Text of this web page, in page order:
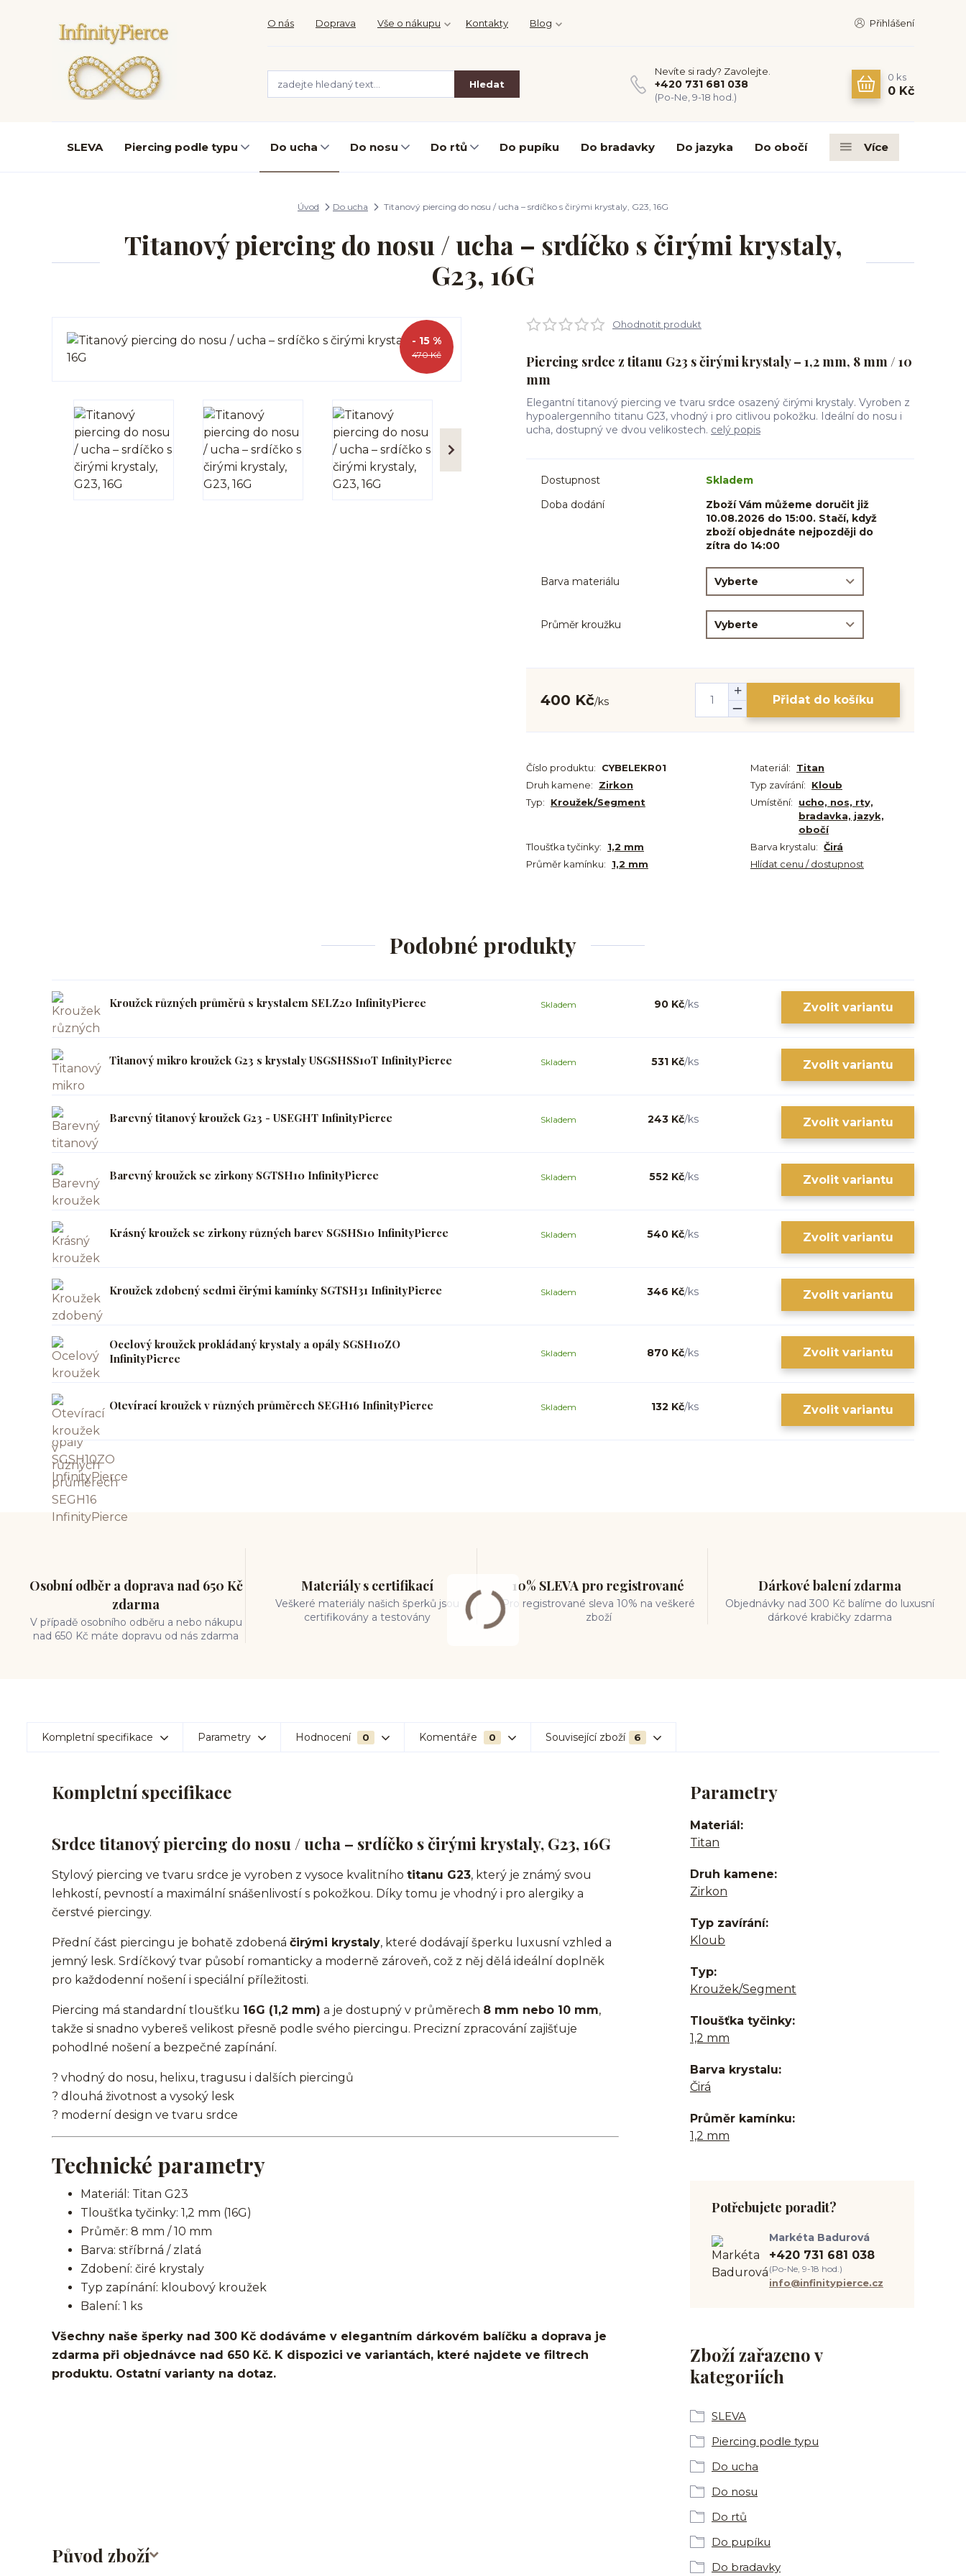
O nás Doprava Vše o nákupu Kontakty Blog Přihlášení
Hledat
Nevíte si rady? Zavolejte.
+420 731 681 038
(Po-Ne, 9-18 hod.)
0 ks
0 Kč
SLEVA Piercing podle typu Do ucha Do nosu Do rtů Do pupíku Do bradavky Do jazyka Do obočí Více
Úvod Do ucha Titanový piercing do nosu / ucha – srdíčko s čirými krystaly, G23, 16G
Titanový piercing do nosu / ucha – srdíčko s čirými krystaly,
G23, 16G
470 Kč
- 15 %
Ohodnotit produkt
Piercing srdce z titanu G23 s čirými krystaly – 1,2 mm, 8 mm / 10
mm
Elegantní titanový piercing ve tvaru srdce osazený čirými krystaly. Vyroben z
hypoalergenního titanu G23, vhodný i pro citlivou pokožku. Ideální do nosu i
ucha, dostupný ve dvou velikostech. celý popis
Dostupnost
Skladem
Doba dodání
Zboží Vám můžeme doručit již
10.08.2026 do 15:00. Stačí, když
zboží objednáte nejpozději do
zítra do 14:00
Barva materiálu
Průměr kroužku
400 Kč/ks Přidat do košíku
Číslo produktu: CYBELEKR01 Materiál:
Titan
Druh kamene:
Zirkon Typ zavírání:
Kloub
Typ:
Kroužek/Segment Umístění:
ucho, nos, rty,
bradavka, jazyk,
obočí
Tloušťka tyčinky:
1,2 mm Barva krystalu: Čirá
Průměr kamínku:
1,2 mm Hlídat cenu / dostupnost
Podobné produkty
Kroužek různých průměrů s krystalem SELZ20 InfinityPierce 90 Kč/ks
Skladem Zvolit variantu
Titanový mikro kroužek G23 s krystaly USGSHSS10T InfinityPierce 531 Kč/ks
Skladem Zvolit variantu
Barevný titanový kroužek G23 - USEGHT InfinityPierce 243 Kč/ks
Skladem Zvolit variantu
Barevný kroužek se zirkony SGTSH10 InfinityPierce 552 Kč/ks
Skladem Zvolit variantu
Krásný kroužek se zirkony různých barev SGSHS10 InfinityPierce 540 Kč/ks
Skladem Zvolit variantu
Kroužek zdobený sedmi čirými kamínky SGTSH31 InfinityPierce 346 Kč/ks
Skladem Zvolit variantu
Ocelový kroužek prokládaný krystaly a opály SGSH10ZO
InfinityPierce
870 Kč/ks
Skladem Zvolit variantu
Otevírací kroužek v různých průměrech SEGH16 InfinityPierce 132 Kč/ks
Skladem Zvolit variantu
Osobní odběr a doprava nad 650 Kč
zdarma
V případě osobního odběru a nebo nákupu
nad 650 Kč máte dopravu od nás zdarma
Materiály s certifikací
Veškeré materiály našich šperků jsou
certifikovány a testovány
10% SLEVA pro registrované
Pro registrované sleva 10% na veškeré
zboží
Dárkové balení zdarma
Objednávky nad 300 Kč balíme do luxusní
dárkové krabičky zdarma
Kompletní specifikace Parametry Hodnocení 0 Komentáře 0 Související zboží 6
Kompletní specifikace
Srdce titanový piercing do nosu / ucha – srdíčko s čirými krystaly, G23, 16G
Stylový piercing ve tvaru srdce je vyroben z vysoce kvalitního titanu G23, který je známý svou
lehkostí, pevností a maximální snášenlivostí s pokožkou. Díky tomu je vhodný i pro alergiky a
čerstvé piercingy.
Přední část piercingu je bohatě zdobená čirými krystaly, které dodávají šperku luxusní vzhled a
jemný lesk. Srdíčkový tvar působí romanticky a moderně zároveň, což z něj dělá ideální doplněk
pro každodenní nošení i speciální příležitosti.
Piercing má standardní tloušťku 16G (1,2 mm) a je dostupný v průměrech 8 mm nebo 10 mm,
takže si snadno vybereš velikost přesně podle svého piercingu. Precizní zpracování zajišťuje
pohodlné nošení a bezpečné zapínání.
? vhodný do nosu, helixu, tragusu i dalších piercingů
? dlouhá životnost a vysoký lesk
? moderní design ve tvaru srdce
Technické parametry
Materiál: Titan G23
Tloušťka tyčinky: 1,2 mm (16G)
Průměr: 8 mm / 10 mm
Barva: stříbrná / zlatá
Zdobení: čiré krystaly
Typ zapínání: kloubový kroužek
Balení: 1 ks
Všechny naše šperky nad 300 Kč dodáváme v elegantním dárkovém balíčku a doprava je
zdarma při objednávce nad 650 Kč. K dispozici ve variantách, které najdete ve filtrech
produktu. Ostatní varianty na dotaz.
Původ zboží
Parametry
Materiál
Titan
Druh kamene
Zirkon
Typ zavírání
Kloub
Typ
Kroužek/Segment
Tloušťka tyčinky
1,2 mm
Barva krystalu
Čirá
Průměr kamínku
1,2 mm
Zboží zařazeno v
kategoriích
SLEVA
Piercing podle typu
Do ucha
Do nosu
Do rtů
Do pupíku
Do bradavky
Potřebujete poradit?
Markéta Badurová
+420 731 681 038
(Po-Ne, 9-18 hod.)
info@infinitypierce.cz